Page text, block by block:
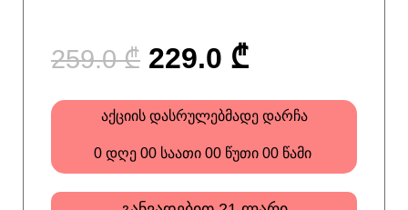
259.0₾ 229.0 ₾
აქციის დასრულებმადე დარჩა
0 დღე 00 საათი 00 წუთი 00 წამი